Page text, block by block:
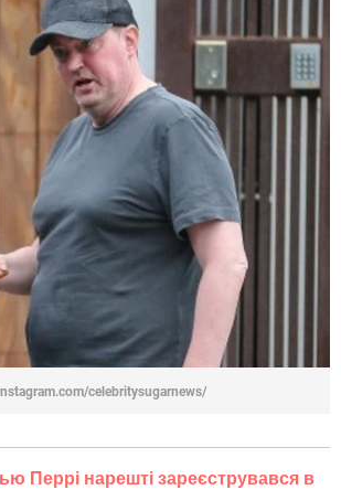
celebritysugarnews/
Перрі нарешті зареєструвався в